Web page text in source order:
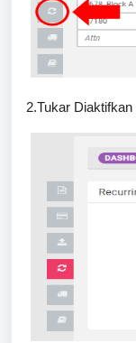
2.Tukar Diaktifkan